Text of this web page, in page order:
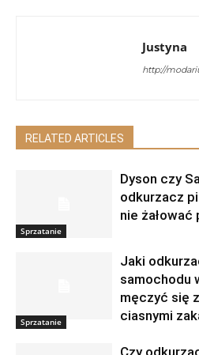
Justyna
http://
RELATED ARTICLES
Sprzatanie
Dyson czy
odkurzacz
nie żałować
Sprzatanie
Jaki
samochodu
męczyć się
ciasnymi
Czy